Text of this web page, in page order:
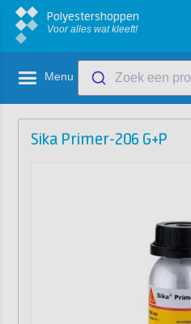
Polyestershoppen
Voor alles wat kleeft!
Menu Zoek een
Sika Primer-206 G+P